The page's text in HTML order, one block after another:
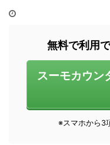
無料で利用
スーモカウン
※スマホから3